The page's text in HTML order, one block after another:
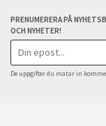
PRENUMERERA PÅ
OCH NYHETER!
E-
postadress
De uppgifter du matar in